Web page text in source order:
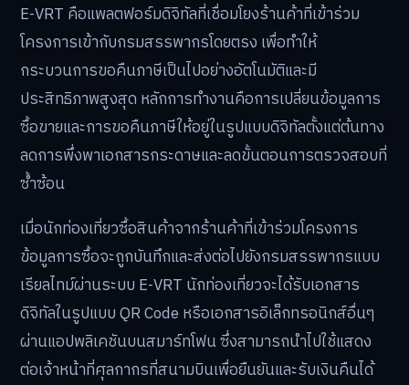
E-VRT คือแพลตฟอร์มดิจิทัลที่เชื่อมโยงร้านค้าที่เข้าร่วม
โครงการเข้ากับกรมสรรพากรโดยตรง เพื่อทำให้
กระบวนการขอคืนภาษีเป็นไปอย่างอัตโนมัติและมี
ประสิทธิภาพสูงสุด หลักการทำงานคือการเปลี่ยนข้อมูลการ
ซื้อขายและการขอคืนภาษีให้อยู่ในรูปแบบดิจิทัลตั้งแต่ต้นทาง
ลดการพึ่งพาเอกสารกระดาษและลดขั้นตอนการตรวจสอบที่
ซ้ำซ้อน
เมื่อนักท่องเที่ยวซื้อสินค้าจากร้านค้าที่เข้าร่วมโครงการ
ข้อมูลการซื้อจะถูกบันทึกและส่งต่อไปยังกรมสรรพากรแบบ
เรียลไทม์ผ่านระบบ E-VRT นักท่องเที่ยวจะได้รับเอกสาร
ดิจิทัลในรูปแบบ QR Code หรือเอกสารอิเล็กทรอนิกส์อื่นๆ
ผ่านแอปพลิเคชันบนสมาร์ทโฟน ซึ่งสามารถนำไปใช้แสดง
ต่อเจ้าหน้าที่ศุลกากรที่สนามบินเพื่อยืนยันและรับเงินคืนได้